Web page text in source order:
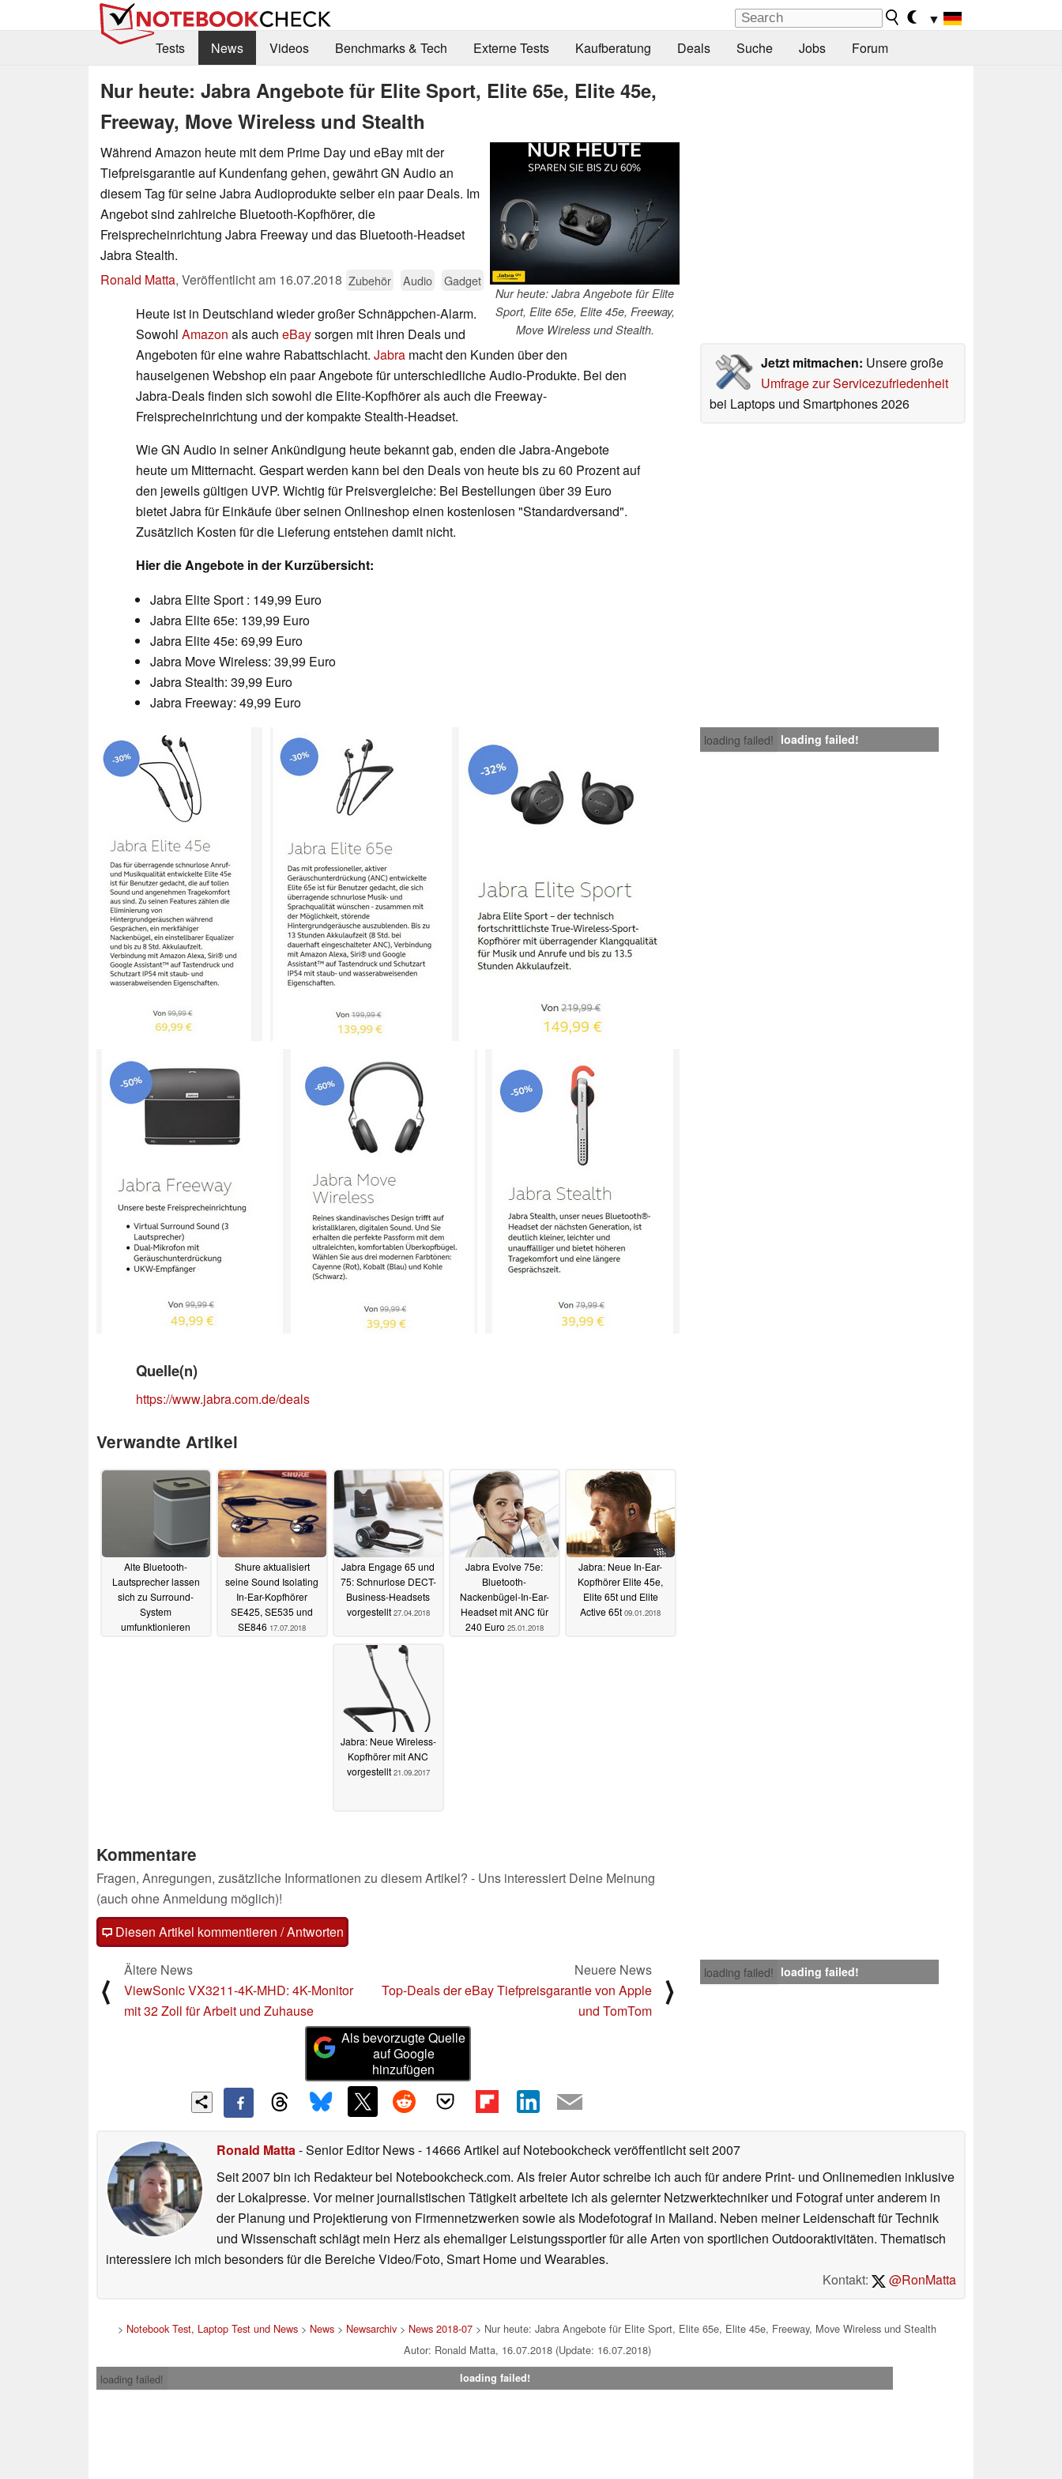
▼
Tests
News Videos Benchmarks & Tech Externe Tests Kaufberatung Deals Suche Jobs Forum
Nur heute: Jabra Angebote für Elite Sport, Elite 65e, Elite 45e,
Freeway, Move Wireless und Stealth
Nur heute: Jabra Angebote für Elite
Sport, Elite 65e, Elite 45e, Freeway,
Move Wireless und Stealth.
Während Amazon heute mit dem Prime Day und eBay mit der
Tiefpreisgarantie auf Kundenfang gehen, gewährt GN Audio an
diesem Tag für seine Jabra Audioprodukte selber ein paar Deals. Im
Angebot sind zahlreiche Bluetooth-Kopfhörer, die
Freisprecheinrichtung Jabra Freeway und das Bluetooth-Headset
Jabra Stealth.
Ronald Matta, Veröffentlicht am 16.07.2018 Zubehör Audio Gadget
Jetzt mitmachen: Unsere große
Umfrage zur Servicezufriedenheit
bei Laptops und Smartphones 2026
Heute ist in Deutschland wieder großer Schnäppchen-Alarm.
Sowohl Amazon als auch eBaysorgen mit ihren Deals und
Angeboten für eine wahre Rabattschlacht. Jabra macht den Kunden über den
hauseigenen Webshop ein paar Angebote für unterschiedliche Audio-Produkte. Bei den
Jabra-Deals finden sich sowohl die Elite-Kopfhörer als auch die Freeway-
Freisprecheinrichtung und der kompakte Stealth-Headset.
Wie GN Audio in seiner Ankündigung heute bekannt gab, enden die Jabra-Angebote
heute um Mitternacht. Gespart werden kann bei den Deals von heute bis zu 60 Prozent auf
den jeweils gültigen UVP. Wichtig für Preisvergleiche: Bei Bestellungen über 39 Euro
bietet Jabra für Einkäufe über seinen Onlineshop einen kostenlosen "Standardversand".
Zusätzlich Kosten für die Lieferung entstehen damit nicht.
Hier die Angebote in der Kurzübersicht:
Jabra Elite Sport : 149,99 Euro
Jabra Elite 65e: 139,99 Euro
Jabra Elite 45e: 69,99 Euro
Jabra Move Wireless: 39,99 Euro
Jabra Stealth: 39,99 Euro
Jabra Freeway: 49,99 Euro
loading failed! loading failed!
Quelle(n)
https://www.jabra.com.de/deals
Verwandte Artikel
Alte Bluetooth-
Lautsprecher lassen
sich zu Surround-
System
umfunktionieren
Shure aktualisiert
seine Sound Isolating
In-Ear-Kopfhörer
SE425, SE535 und
SE846 17.07.2018
Jabra Engage 65 und
75: Schnurlose DECT-
Business-Headsets
vorgestellt 27.04.2018
Jabra Evolve 75e:
Bluetooth-
Nackenbügel-In-Ear-
Headset mit ANC für
240 Euro 25.01.2018
Jabra: Neue In-Ear-
Kopfhörer Elite 45e,
Elite 65t und Elite
Active 65t 09.01.2018
Jabra: Neue Wireless-
Kopfhörer mit ANC
vorgestellt 21.09.2017
Kommentare
Fragen, Anregungen, zusätzliche Informationen zu diesem Artikel? - Uns interessiert Deine Meinung
(auch ohne Anmeldung möglich)!
Diesen Artikel kommentieren / Antworten
loading failed! loading failed!
⟨
Ältere News
ViewSonic VX3211-4K-MHD: 4K-Monitor
mit 32 Zoll für Arbeit und Zuhause
Neuere News
Top-Deals der eBay Tiefpreisgarantie von Apple
und TomTom
⟩
Als bevorzugte Quelle
auf Google
hinzufügen
Ronald Matta- Senior Editor News- 14666 Artikel auf Notebookcheck veröffentlichtseit 2007
Seit 2007 bin ich Redakteur bei Notebookcheck.com. Als freier Autor schreibe ich auch für andere Print- und Onlinemedien inklusive
der Lokalpresse. Vor meiner journalistischen Tätigkeit arbeitete ich als gelernter Netzwerktechniker und Fotograf unter anderem in
der Planung und Projektierung von Firmennetzwerken sowie als Modefotograf in Mailand. Neben meiner Leidenschaft für Technik
und Wissenschaft schlägt mein Herz als ehemaliger Leistungssportler für alle Arten von sportlichen Outdooraktivitäten. Thematisch
interessiere ich mich besonders für die Bereiche Video/Foto, Smart Home und Wearables.
Kontakt:
@RonMatta
> Notebook Test, Laptop Test und News > News > Newsarchiv > News 2018-07 > Nur heute: Jabra Angebote für Elite Sport, Elite 65e, Elite 45e, Freeway, Move Wireless und Stealth
Autor: Ronald Matta, 16.07.2018 (Update: 16.07.2018)
loading failed!
loading failed!